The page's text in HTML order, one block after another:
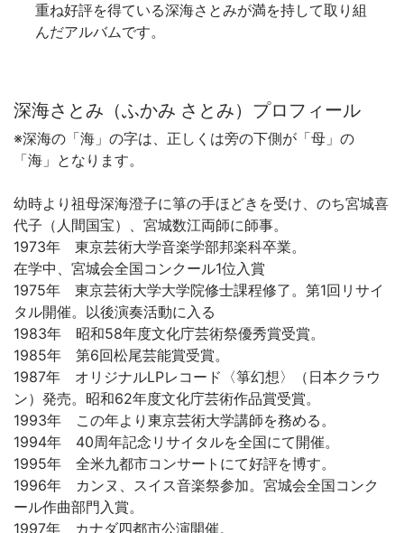
重ね好評を得ている深海さとみが満を持して取り組
んだアルバムです。
深海さとみ（ふかみ さとみ）プロフィール
※深海の「海」の字は、正しくは旁の下側が「母」の
「海」となります。
幼時より祖母深海澄子に箏の手ほどきを受け、のち宮城喜
代子（人間国宝）、宮城数江両師に師事。
1973年 東京芸術大学音楽学部邦楽科卒業。
在学中、宮城会全国コンクール1位入賞
1975年 東京芸術大学大学院修士課程修了。第1回リサイ
タル開催。以後演奏活動に入る
1983年 昭和58年度文化庁芸術祭優秀賞受賞。
1985年 第6回松尾芸能賞受賞。
1987年 オリジナルLPレコード〈箏幻想〉（日本クラウ
ン）発売。昭和62年度文化庁芸術作品賞受賞。
1993年 この年より東京芸術大学講師を務める。
1994年 40周年記念リサイタルを全国にて開催。
1995年 全米九都市コンサートにて好評を博す。
1996年 カンヌ、スイス音楽祭参加。宮城会全国コンク
ール作曲部門入賞。
1997年 カナダ四都市公演開催。